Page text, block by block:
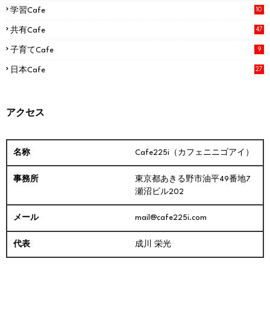
学習Cafe 10
共有Cafe 47
子育てCafe 9
日本Cafe 27
アクセス
Cafe225i（カフェニニゴアイ）
東京都あきる野市油平49番地7
瀬沼ビル202
mail@cafe225i.com
成川 栄光